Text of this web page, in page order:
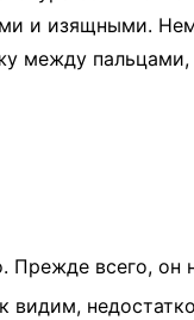
и изящными.
между пальцами,
всего, он